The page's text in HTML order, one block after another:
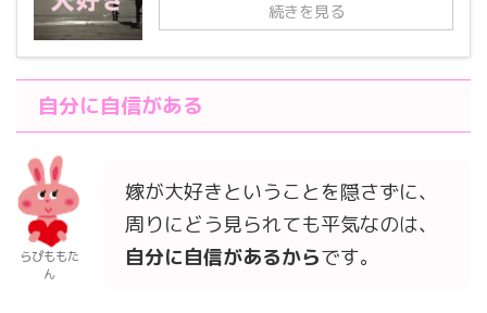
続きを見る
自分に自信がある
らぴももた
ん
嫁が大好きということを隠さずに、
周りにどう見られても平気なのは、
自分に自信があるからです。